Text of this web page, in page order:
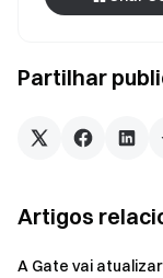
Partilhar
Artigos
A Gate vai